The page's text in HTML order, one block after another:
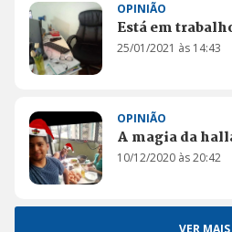
OPINIÃO
Está em
25/01/2021 às 14:43
OPINIÃO
A magia da
10/12/2020 às 20:42
VER MAIS